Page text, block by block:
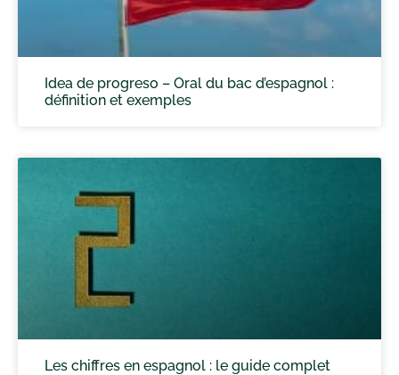
Idea de progreso – Oral du bac d’espagnol :
définition et exemples
Les chiffres en espagnol : le guide complet